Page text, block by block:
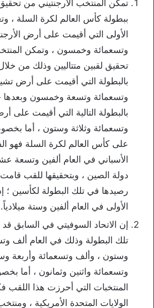
تمكن المنتخب الأرجنتيني من
ببطولة كأس العالم لكرة السلة ،
الأولى التي أقيمت على أرض
وتسعمائة وخمسون ، وتمكن
تحقيق لقبين متتاليين وذلك من
بالبطولة التي أقيمت على أرض
وتسعمائة وتسعة وخمسون وبعدها
بالبطولة التالية التي أقيمت على
وتسعمائة وثلاثة وستون ، أما
على كأس العالم لكرة السلة فهو
الأسباني في العام ألفين وتسعة
دولة الصين ، وبتحقيقها للقب قامت
رصيدها في تلك البطولة لكأسين ؛
الأولى في العام ألفين وستة ميلادياً.
تلك البطولة وذلك في العام ألف
وستون ، وألف وتسعمائة وأربعة
وتسعمائة واثنين وثمانون ، أما
المنتخبات التي أحرزت هذا
الولايات المتحدة الأمريكية ،